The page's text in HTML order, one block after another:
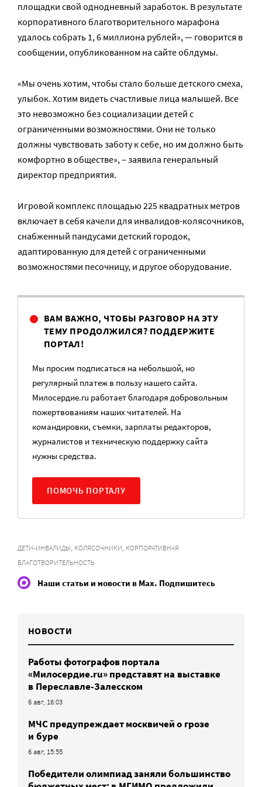
площадки свой однодневный заработок. В результате
корпоративного благотворительного марафона
удалось собрать 1, 6 миллиона рублей», — говорится в
сообщении, опубликованном на сайте облдумы.
«Мы очень хотим, чтобы стало больше детского смеха,
улыбок. Хотим видеть счастливые лица малышей. Все
это невозможно без социализации детей с
ограниченными возможностями. Они не только
должны чувствовать заботу к себе, но им должно быть
комфортно в обществе», – заявила генеральный
директор предприятия.
Игровой комплекс площадью 225 квадратных метров
включает в себя качели для инвалидов-колясочников,
снабженный пандусами детский городок,
адаптированную для детей с ограниченными
возможностями песочницу, и другое оборудование.
ВАМ ВАЖНО, ЧТОБЫ РАЗГОВОР НА ЭТУ
ТЕМУ ПРОДОЛЖИЛСЯ? ПОДДЕРЖИТЕ
ПОРТАЛ!
Мы просим подписаться на небольшой, но
регулярный платеж в пользу нашего сайта.
Милосердие.ru работает благодаря добровольным
пожертвованиям наших читателей. На
командировки, съемки, зарплаты редакторов,
журналистов и техническую поддержку сайта
нужны средства.
ПОМОЧЬ ПОРТАЛУ
ДЕТИ-ИНВАЛИДЫ, КОЛЯСОЧНИКИ, КОРПОРАТИВНАЯ
БЛАГОТВОРИТЕЛЬНОСТЬ
Наши статьи и новости в Max. Подпишитесь
НОВОСТИ
Работы фотографов портала
«Милосердие.ru» представят на выставке
в Переславле-Залесском
6 авг, 16:03
МЧС предупреждает москвичей о грозе
и буре
6 авг, 15:55
Победители олимпиад заняли большинство